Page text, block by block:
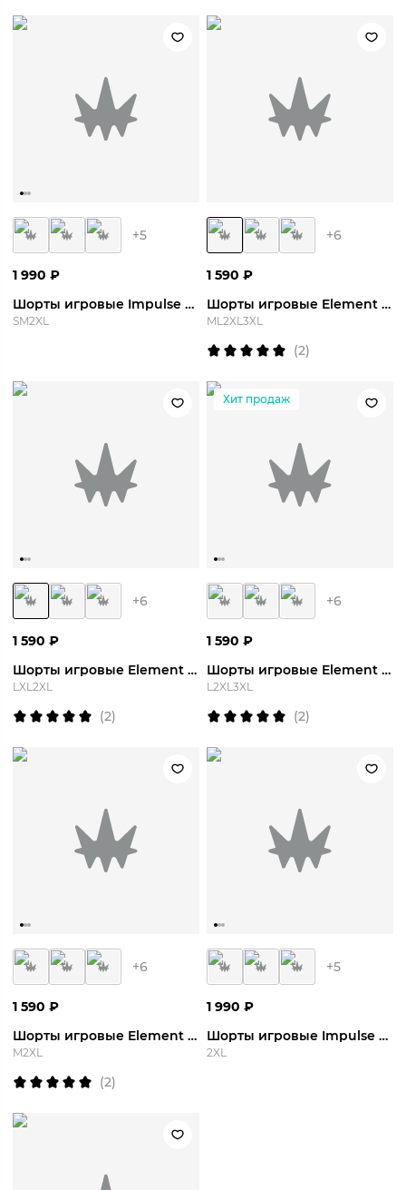
+5
1 990 ₽
Шорты игровые Impulse Short
SM2XL
+6
1 590 ₽
Шорты игровые Element Short
ML2XL3XL
(2)
+6
1 590 ₽
Шорты игровые Element Short
LXL2XL
(2)
Хит продаж
+6
1 590 ₽
Шорты игровые Element Short
L2XL3XL
(2)
+6
1 590 ₽
Шорты игровые Element Short
M2XL
(2)
+5
1 990 ₽
Шорты игровые Impulse Short
2XL